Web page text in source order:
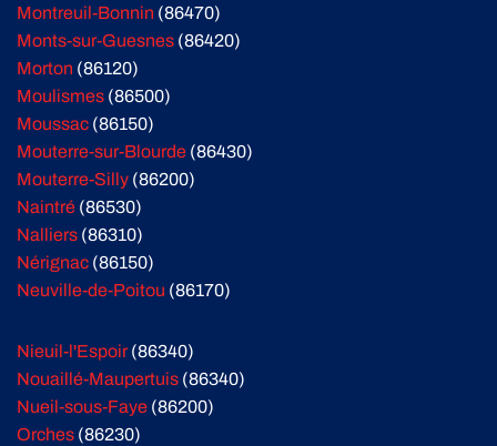
Montreuil-Bonnin (86470)
Monts-sur-Guesnes (86420)
Morton (86120)
Moulismes (86500)
Moussac (86150)
Mouterre-sur-Blourde (86430)
Mouterre-Silly (86200)
Naintré (86530)
Nalliers (86310)
Nérignac (86150)
Neuville-de-Poitou (86170)
Nieuil-l'Espoir(86340)
Nouaillé-Maupertuis (86340)
Nueil-sous-Faye (86200)
Orches (86230)